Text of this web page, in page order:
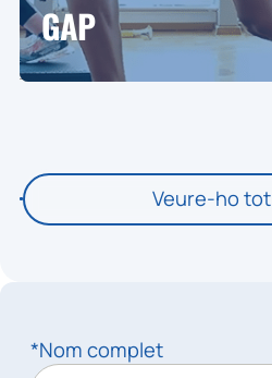
GAP
Veure-ho tot
*Nom complet